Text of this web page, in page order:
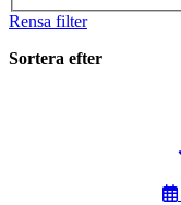
Rensa filter
Sortera efter